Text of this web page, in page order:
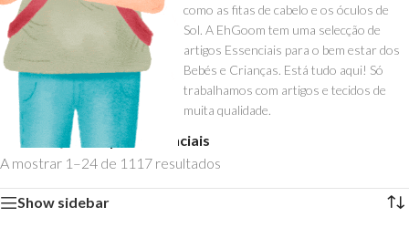
como as fitas de cabelo e os óculos de
Sol. A EhGoom tem uma selecção de
artigos Essenciais para o bem estar dos
Bebés e Crianças. Está tudo aqui! Só
trabalhamos com artigos e tecidos de
muita qualidade.
Início» Loja»Roupa e Essenciais
A mostrar 1–24 de 1117 resultados
Show sidebar